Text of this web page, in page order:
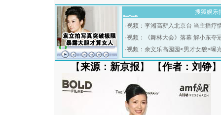
搜狐娱乐
·视频：李湘高薪入北京台 当主播疗
·视频：《舞林大会》落幕 解小东夺
·视频：余文乐高园园<男才女貌>曝
【来源：新京报】 【作者：刘铮】